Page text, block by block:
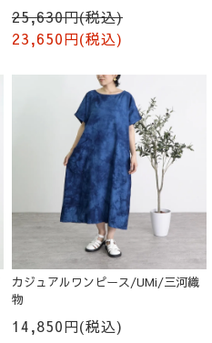
25,630円(税込)
23,650円(税込)
カジュアルワンピース/UMi/三河織
物
14,850円(税込)